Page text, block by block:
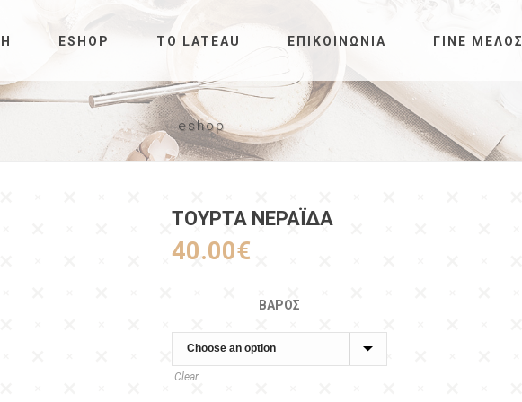
ESHOP ΤΟ LATEAU ΕΠΙΚΟΙΝΩΝΊΑ ΓΊΝΕ ΜΈΛΟΣ
eshop
ΤΟΥΡΤΑ ΝΕΡΑΪΔΑ
40.00€
ΒΆΡΟΣ
Clear